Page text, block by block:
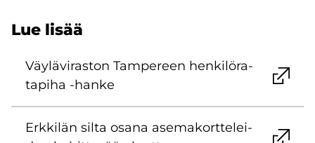
Lue lisää
Väy­lä­vi­ras­ton Tam­pe­reen hen­ki­lö­ra­
ta­pi­ha -​hanke
Erk­ki­län silta osana ase­ma­kort­te­lei­